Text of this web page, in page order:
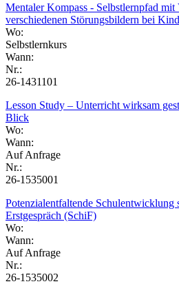
Mentaler Kompass - Selbstlernpfad
verschiedenen Störungsbildern bei
Wo:
Selbstlernkurs
Wann:
Nr.:
26-1431101
Lesson Study – Unterricht wirksam
Blick
Wo:
Wann:
Auf Anfrage
Nr.:
26-1535001
Potenzialentfaltende Schulentwicklung
Erstgespräch (SchiF)
Wo:
Wann:
Auf Anfrage
Nr.:
26-1535002